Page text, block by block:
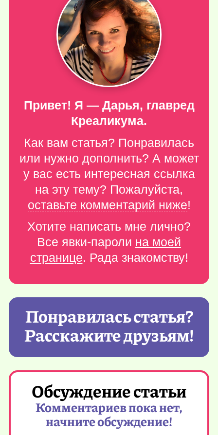
Привет! Я — Дарья, главред
Креаликума.
Как вам статья? Понравилась
или нужно дополнить? А может
у вас есть интересная ссылка
на эту тему? Пожалуйста,
оставьте комментарий ниже!
Хотите написать мне лично?
Все явки-пароли на моей
странице. Рада знакомству!
Понравилась статья?
Расскажите друзьям!
Обсуждение статьи
Комментариев пока нет,
начните обсуждение!